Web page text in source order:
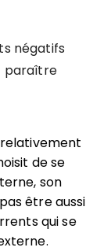
négatifs
paraître
de se
son
être aussi
qui se